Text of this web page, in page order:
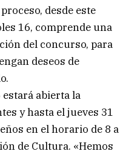
desde este
16, comprende una
del concurso, para
deseos de
abierta la
y hasta el jueves 31
en el horario de 8 a
de Cultura. «Hemos